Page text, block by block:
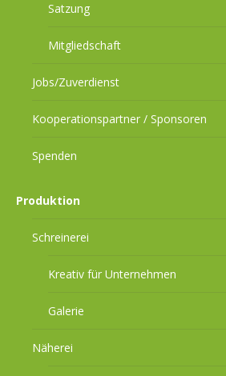
Satzung
Mitgliedschaft
Jobs/Zuverdienst
Kooperationspartner / Sponsoren
Spenden
Produktion
Schreinerei
Kreativ für Unternehmen
Galerie
Näherei